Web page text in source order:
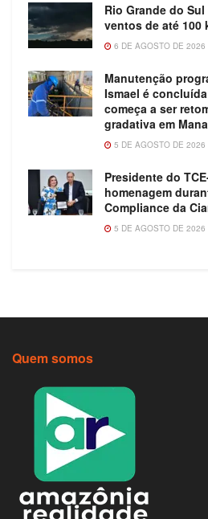
Rio Grande do
ventos de até 100
6 DE AGOSTO DE 2026
Manutenção
Ismael é
começa a ser
gradativa em
5 DE AGOSTO DE 2026
Presidente do
homenagem
Compliance da
5 DE AGOSTO DE 2026
Quem somos